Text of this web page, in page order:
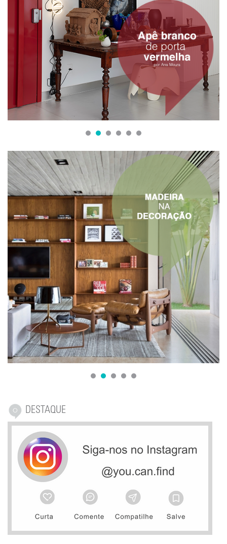
1 2 3 4 5 6
1 2 3 4 5
DESTAQUE